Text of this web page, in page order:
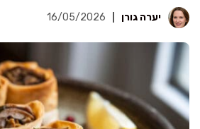
יערה גורן 16/05/2026